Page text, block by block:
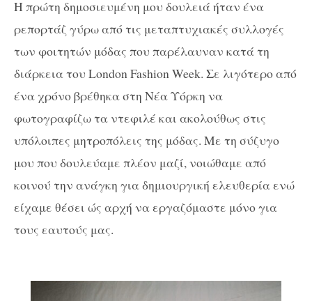
Η πρώτη δημοσιευμένη μου δουλειά ήταν ένα
ρεπορτάζ γύρω από τις μεταπτυχιακές συλλογές
των φοιτητών μόδας που παρέλαυναν κατά τη
διάρκεια του London Fashion Week. Σε λιγότερο από
ένα χρόνο βρέθηκα στη Νέα Υόρκη να
φωτογραφίζω τα ντεφιλέ και ακολούθως στις
υπόλοιπες μητροπόλεις της μόδας. Με τη σύζυγο
μου που δουλεύαμε πλέον μαζί, νοιώθαμε από
κοινού την ανάγκη για δημιουργική ελευθερία ενώ
είχαμε θέσει ώς αρχή να εργαζόμαστε μόνο για
τους εαυτούς μας.